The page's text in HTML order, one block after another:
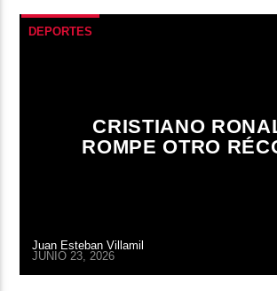
DEPORTES
CRISTIANO
ROMPE OTRO
Juan Esteban Villamil
JUNIO 23, 2026